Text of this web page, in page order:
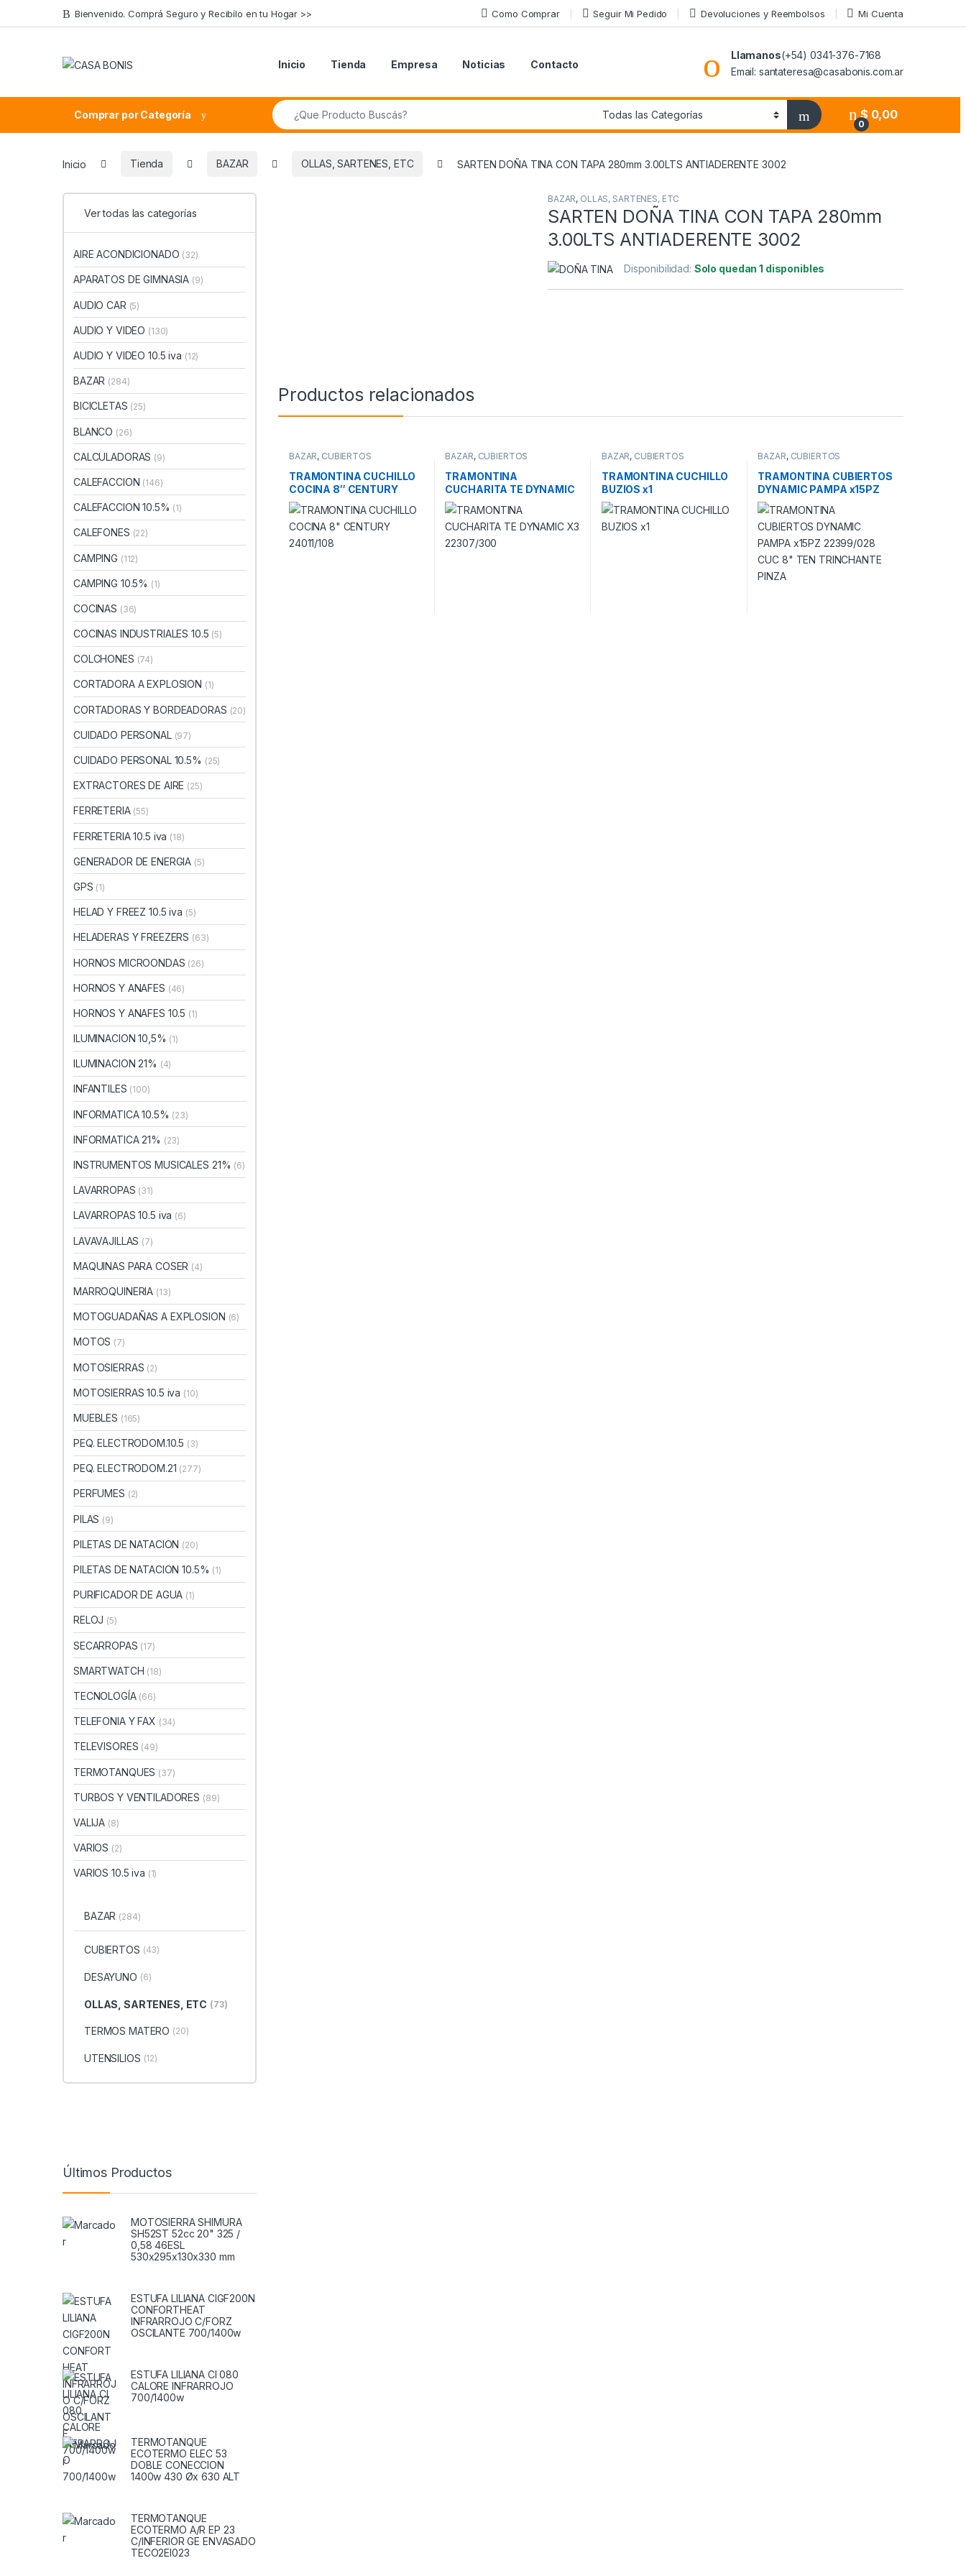
Skip to navigation
Skip to content Bienvenido. Comprá Seguro y Recibílo en tu Hogar >> Como Comprar Seguir Mi Pedido Devoluciones y Reembolsos Mi Cuenta
Inicio Tienda Empresa Noticias Contacto
Llamanos(+54) 0341-376-7168
Email: santateresa@casabonis.com.ar
Comprar por Categoría
Search for:
0
$ 0,00
Inicio Tienda BAZAR OLLAS, SARTENES, ETC SARTEN DOÑA TINA CON TAPA 280mm 3.00LTS ANTIADERENTE 3002
BAZAR, OLLAS, SARTENES, ETC
SARTEN DOÑA TINA CON TAPA 280mm
3.00LTS ANTIADERENTE 3002
Disponibilidad: Solo quedan 1 disponibles
Productos relacionados
BAZAR, CUBIERTOS
TRAMONTINA CUCHILLO
COCINA 8″ CENTURY
24011/108
BAZAR, CUBIERTOS
TRAMONTINA
CUCHARITA TE DYNAMIC
X3 22307/300
BAZAR, CUBIERTOS
TRAMONTINA CUCHILLO
BUZIOS x1
BAZAR, CUBIERTOS
TRAMONTINA CUBIERTOS
DYNAMIC PAMPA x15PZ
22399/028 CUC 8″ TEN
TRINCHANTE PINZA
Ver todas las categorías
AIRE ACONDICIONADO (32)
APARATOS DE GIMNASIA (9)
AUDIO CAR (5)
AUDIO Y VIDEO (130)
AUDIO Y VIDEO 10.5 iva (12)
BAZAR (284)
BICICLETAS (25)
BLANCO (26)
CALCULADORAS (9)
CALEFACCION (146)
CALEFACCION 10.5% (1)
CALEFONES (22)
CAMPING (112)
CAMPING 10.5% (1)
COCINAS (36)
COCINAS INDUSTRIALES 10.5 (5)
COLCHONES (74)
CORTADORA A EXPLOSION (1)
CORTADORAS Y BORDEADORAS (20)
CUIDADO PERSONAL (97)
CUIDADO PERSONAL 10.5% (25)
EXTRACTORES DE AIRE (25)
FERRETERIA (55)
FERRETERIA 10.5 iva (18)
GENERADOR DE ENERGIA (5)
GPS (1)
HELAD Y FREEZ 10.5 iva (5)
HELADERAS Y FREEZERS (63)
HORNOS MICROONDAS (26)
HORNOS Y ANAFES (46)
HORNOS Y ANAFES 10.5 (1)
ILUMINACION 10,5% (1)
ILUMINACION 21% (4)
INFANTILES (100)
INFORMATICA 10.5% (23)
INFORMATICA 21% (23)
INSTRUMENTOS MUSICALES 21% (6)
LAVARROPAS (31)
LAVARROPAS 10.5 iva (6)
LAVAVAJILLAS (7)
MAQUINAS PARA COSER (4)
MARROQUINERIA (13)
MOTOGUADAÑAS A EXPLOSION (6)
MOTOS (7)
MOTOSIERRAS (2)
MOTOSIERRAS 10.5 iva (10)
MUEBLES (165)
PEQ. ELECTRODOM.10.5 (3)
PEQ. ELECTRODOM.21 (277)
PERFUMES (2)
PILAS (9)
PILETAS DE NATACION (20)
PILETAS DE NATACION 10.5% (1)
PURIFICADOR DE AGUA (1)
RELOJ (5)
SECARROPAS (17)
SMARTWATCH (18)
TECNOLOGÍA (66)
TELEFONIA Y FAX (34)
TELEVISORES (49)
TERMOTANQUES (37)
TURBOS Y VENTILADORES (89)
VALIJA (8)
VARIOS (2)
VARIOS 10.5 iva (1)
BAZAR (284)
CUBIERTOS (43)
DESAYUNO (6)
OLLAS, SARTENES, ETC (73)
TERMOS MATERO (20)
UTENSILIOS (12)
Últimos Productos
MOTOSIERRA SHIMURA
SH52ST 52cc 20" 325 /
0,58 46ESL
530x295x130x330 mm
ESTUFA LILIANA CIGF200N
CONFORTHEAT
INFRARROJO C/FORZ
OSCILANTE 700/1400w
ESTUFA LILIANA CI 080
CALORE INFRARROJO
700/1400w
TERMOTANQUE
ECOTERMO ELEC 53
DOBLE CONECCION
1400w 430 Øx 630 ALT
TERMOTANQUE
ECOTERMO A/R EP 23
C/INFERIOR GE ENVASADO
TECO2EI023